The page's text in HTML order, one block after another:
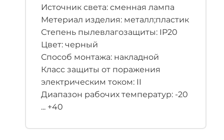
Источник света: сменная лампа
Метериал изделия: металл;пластик
Степень пылевлагозащиты: IP20
Цвет: черный
Способ монтажа: накладной
Класс защиты от поражения
электрическим током: II
Диапазон рабочих температур: -20
... +40